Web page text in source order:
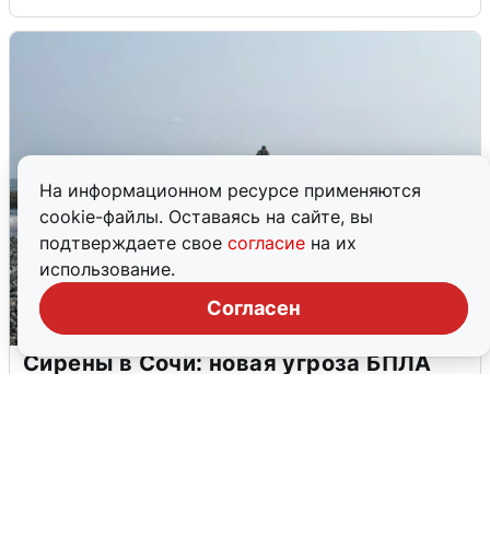
На информационном ресурсе применяются
cookie-файлы. Оставаясь на сайте, вы
подтверждаете свое согласие на их
использование.
Согласен
Сирены в Сочи: новая угроза БПЛА